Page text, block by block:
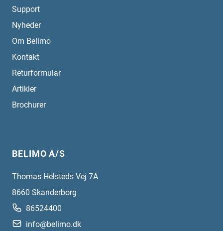
Support
Nyheder
Om Belimo
Kontakt
Returformular
Artikler
Brochurer
BELIMO A/S
Thomas Helsteds Vej 7A
8660 Skanderborg
86524400
info@belimo.dk